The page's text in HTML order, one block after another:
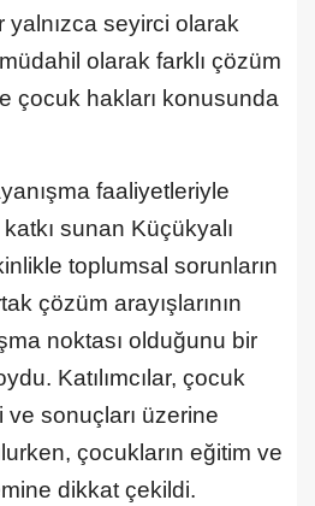
seyirci olarak
olarak farklı çözüm
çocuk hakları konusunda
faaliyetleriyle
sunan Küçükyalı
toplumsal sorunların
çözüm arayışlarının
noktası olduğunu bir
Katılımcılar, çocuk
sonuçları üzerine
çocukların eğitim ve
dikkat çekildi.